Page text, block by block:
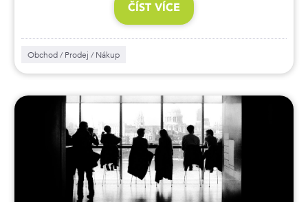
ČÍST VÍCE
Obchod / Prodej / Nákup